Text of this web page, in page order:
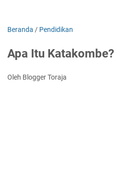
Beranda / Pendidikan
Apa Itu Katakombe?
Oleh Blogger Toraja